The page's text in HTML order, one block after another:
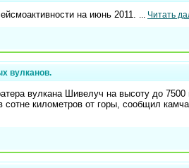
на июнь 2011. Читать
вулканов.
вулкана Шивелуч на высоту до 7500
километров от горы, сообщил